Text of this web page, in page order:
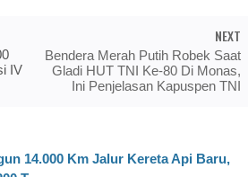
IV
NEXT
Bendera Merah Putih Robek Saat
Gladi HUT TNI Ke-80 Di Monas,
Ini Penjelasan Kapuspen TNI
14.000 Km Jalur Kereta Api Baru,